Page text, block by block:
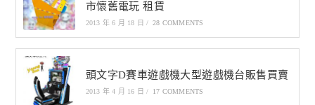
市懷舊電玩 租賃
2013 年 6 月 18 日 / 28 COMMENTS
頭文字D賽車遊戲機大型遊戲機台販售買賣
2013 年 4 月 16 日 / 17 COMMENTS